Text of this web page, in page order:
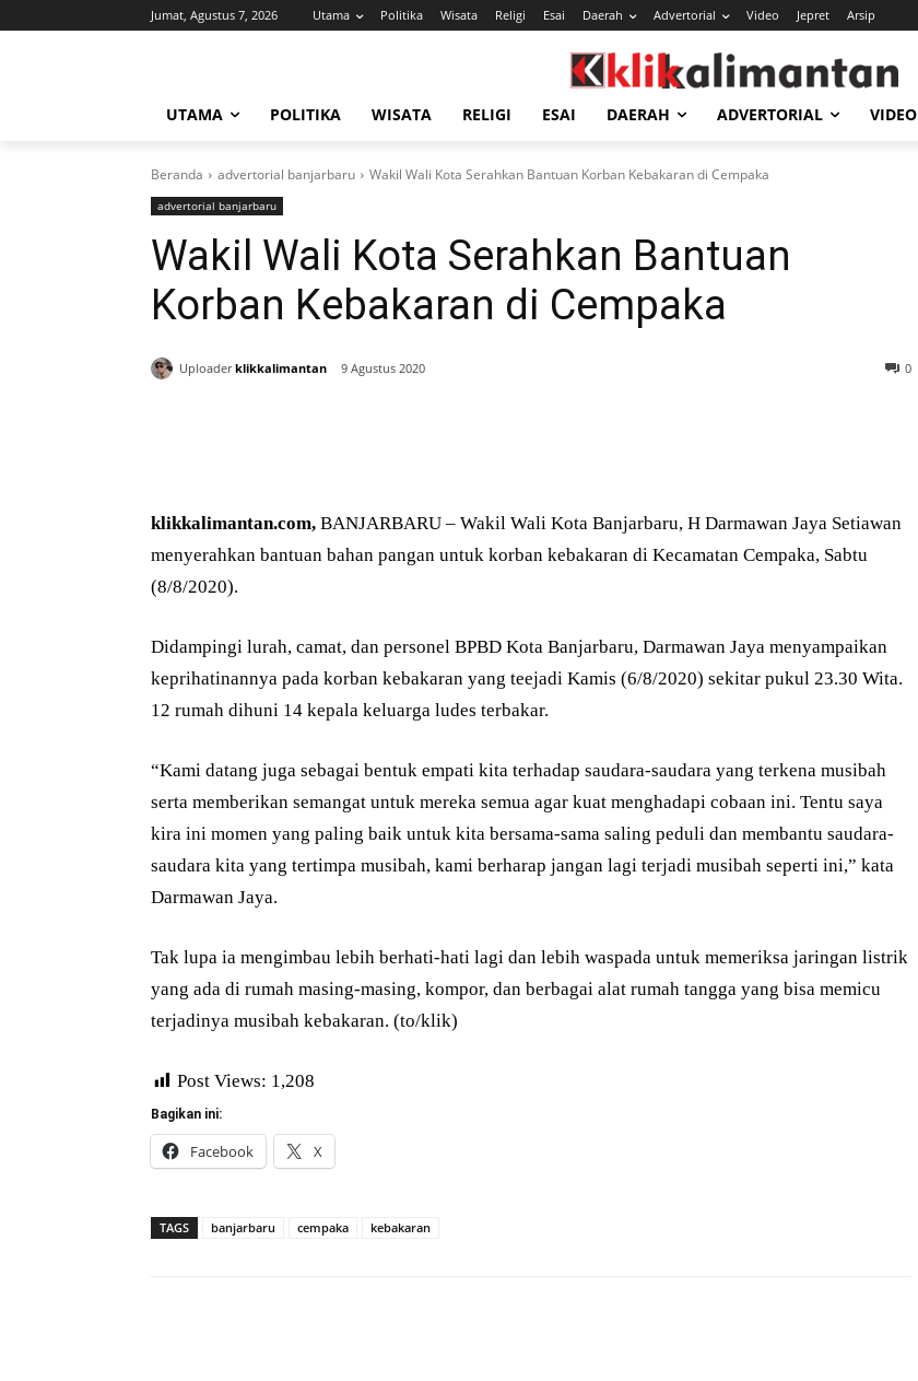
Jumat, Agustus 7, 2026 Utama Politika Wisata Religi Esai Daerah Advertorial Video Jepret Arsip
UTAMA POLITIKA WISATA RELIGI ESAI DAERAH ADVERTORIAL VIDEO
Beranda advertorial banjarbaru Wakil Wali Kota Serahkan Bantuan Korban Kebakaran di Cempaka
advertorial banjarbaru
Wakil Wali Kota Serahkan Bantuan
Korban Kebakaran di Cempaka
Uploader klikkalimantan 9 Agustus 2020 0
klikkalimantan.com, BANJARBARU – Wakil Wali Kota Banjarbaru, H Darmawan Jaya Setiawan
menyerahkan bantuan bahan pangan untuk korban kebakaran di Kecamatan Cempaka, Sabtu
(8/8/2020).
Didampingi lurah, camat, dan personel BPBD Kota Banjarbaru, Darmawan Jaya menyampaikan
keprihatinannya pada korban kebakaran yang teejadi Kamis (6/8/2020) sekitar pukul 23.30 Wita.
12 rumah dihuni 14 kepala keluarga ludes terbakar.
“Kami datang juga sebagai bentuk empati kita terhadap saudara-saudara yang terkena musibah
serta memberikan semangat untuk mereka semua agar kuat menghadapi cobaan ini. Tentu saya
kira ini momen yang paling baik untuk kita bersama-sama saling peduli dan membantu saudara-
saudara kita yang tertimpa musibah, kami berharap jangan lagi terjadi musibah seperti ini,” kata
Darmawan Jaya.
Tak lupa ia mengimbau lebih berhati-hati lagi dan lebih waspada untuk memeriksa jaringan listrik
yang ada di rumah masing-masing, kompor, dan berbagai alat rumah tangga yang bisa memicu
terjadinya musibah kebakaran. (to/klik)
Post Views: 1,208
Bagikan ini:
Facebook X
TAGS banjarbaru cempaka kebakaran